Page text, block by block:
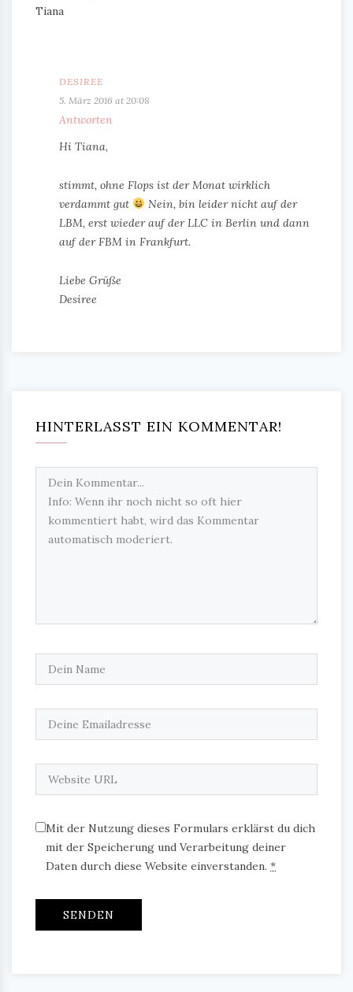
Tiana
DESIREE
5. März 2016 at 20:08
Antworten
Hi Tiana,
stimmt, ohne Flops ist der Monat wirklich
verdammt gut
Nein, bin leider nicht auf der
LBM, erst wieder auf der LLC in Berlin und dann
auf der FBM in Frankfurt.
Liebe Grüße
Desiree
HINTERLASST EIN KOMMENTAR!
Mit der Nutzung dieses Formulars erklärst du dich
mit der Speicherung und Verarbeitung deiner
Daten durch diese Website einverstanden. *